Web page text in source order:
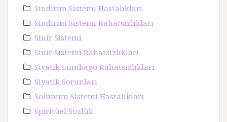
Sindirim Sistemi Hastalıkları
Sindirim Sistemi Rahatsızlıkları
Sinir Sistemi
Sinir Sistemi Rahatsızlıkları
Siyatik Lumbago Rahatsızlıkları
Siyatik Sorunları
Solunum Sistemi Hastalıkları
Spiritüel Sözlük